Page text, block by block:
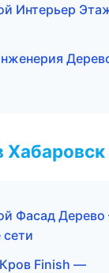
Интерьер
Хабаровск
Фасад
Finish —